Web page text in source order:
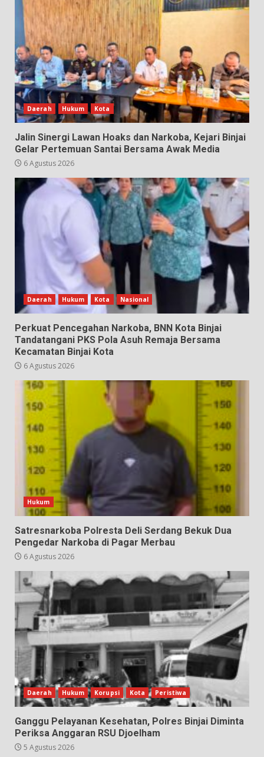
Daerah Hukum Kota
Jalin Sinergi Lawan Hoaks dan Narkoba, Kejari Binjai
Gelar Pertemuan Santai Bersama Awak Media
6 Agustus 2026
Daerah Hukum Kota Nasional
Perkuat Pencegahan Narkoba, BNN Kota Binjai
Tandatangani PKS Pola Asuh Remaja Bersama
Kecamatan Binjai Kota
6 Agustus 2026
Hukum
Satresnarkoba Polresta Deli Serdang Bekuk Dua
Pengedar Narkoba di Pagar Merbau
6 Agustus 2026
Daerah Hukum Korupsi Kota Peristiwa
Ganggu Pelayanan Kesehatan, Polres Binjai Diminta
Periksa Anggaran RSU Djoelham
5 Agustus 2026